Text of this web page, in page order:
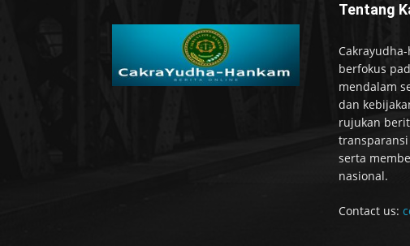
Tentang
berfokus
mendalam
dan
rujukan
serta
nasional.
Contact us: